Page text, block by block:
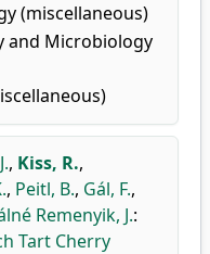
(miscellaneous)
Microbiology
, Kiss, R.,
, Peitl, B., Gál, F.,
Remenyik, J.:
Tart Cherry